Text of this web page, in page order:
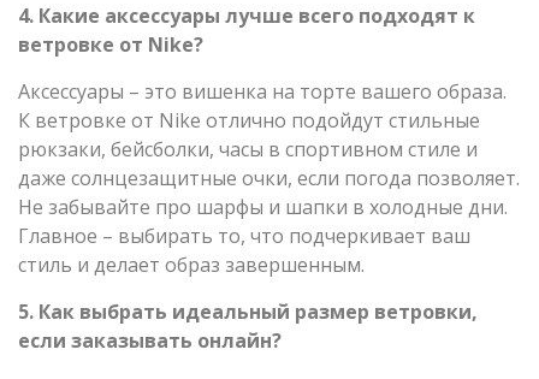
4. Какие аксессуары лучше всего подходят к
ветровке от Nike?
Аксессуары – это вишенка на торте вашего образа.
К ветровке от Nike отлично подойдут стильные
рюкзаки, бейсболки, часы в спортивном стиле и
даже солнцезащитные очки, если погода позволяет.
Не забывайте про шарфы и шапки в холодные дни.
Главное – выбирать то, что подчеркивает ваш
стиль и делает образ завершенным.
5. Как выбрать идеальный размер ветровки,
если заказывать онлайн?